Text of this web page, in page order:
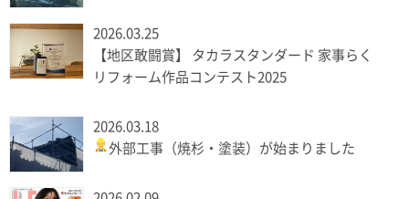
2026.03.25
【地区敢闘賞】 タカラスタンダード 家事らく
リフォーム作品コンテスト2025
2026.03.18
外部工事（焼杉・塗装）が始まりました